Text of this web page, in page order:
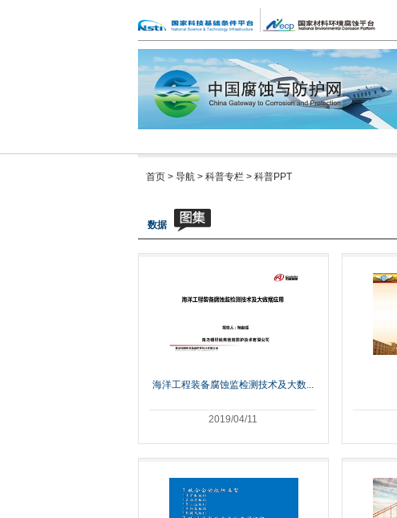
首页 > 导航 > 科普专栏 > 科普PPT
数据
海洋工程装备腐蚀监检测技术及大数...
2019/04/11